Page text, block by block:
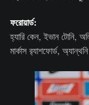
ফরোয়ার্ড:
হ্যারি কেন, ইভান টোনি,
মার্কাস র‍্যাশফোর্ড,